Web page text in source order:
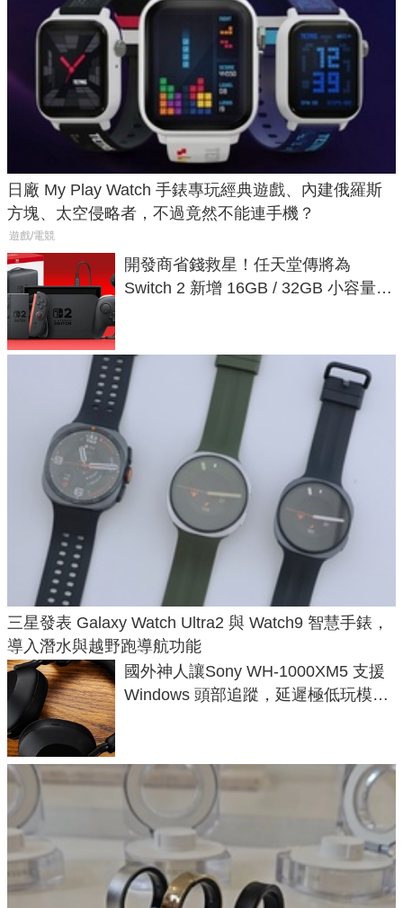
日廠 My Play Watch 手錶專玩經典遊戲、內建俄羅斯
方塊、太空侵略者，不過竟然不能連手機？
遊戲/電競
開發商省錢救星！任天堂傳將為
Switch 2 新增 16GB / 32GB 小容量遊
三星發表 Galaxy Watch Ultra2 與 Watch9 智慧手錶，
導入潛水與越野跑導航功能
國外神人讓Sony WH-1000XM5 支援
Windows 頭部追蹤，延遲極低玩模擬